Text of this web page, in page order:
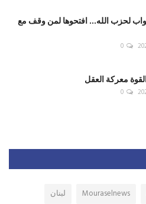
لحزب الله... افتحوها لمن وقف مع
0
معركة العقل
0
Mouraselnews
لبنان